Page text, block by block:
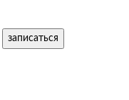
записаться